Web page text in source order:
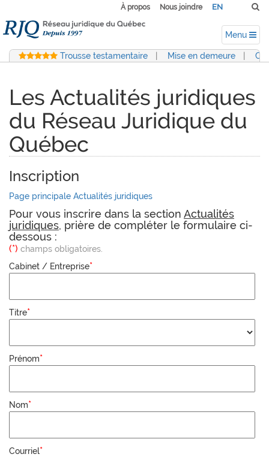
À propos Nous joindre EN
Menu
Trousse testamentaire Mise en demeure
Les Actualités juridiques
du Réseau Juridique du
Québec
Inscription
Page principale Actualités juridiques
Pour vous inscrire dans la section Actualités
juridiques, prière de compléter le formulaire ci-
dessous :
(*) champs obligatoires.
Cabinet / Entreprise*
Titre*
Prénom*
Nom*
Courriel*